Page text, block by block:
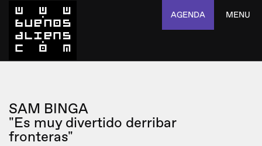
AGENDA MENU
SAM BINGA
"Es muy divertido derribar
fronteras"